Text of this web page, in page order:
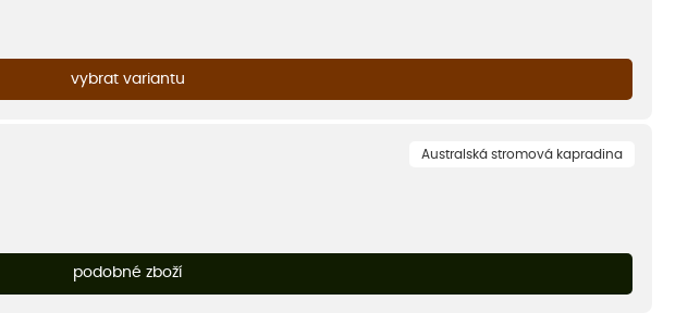
vybrat variantu
Australská stromová kapradina
podobné zboží